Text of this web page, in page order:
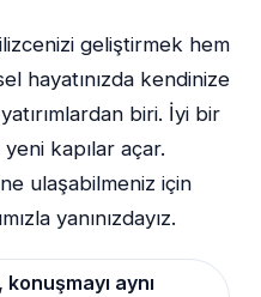
geliştirmek hem
hayatınızda kendinize
biri. İyi bir
kapılar açar.
ulaşabilmeniz için
yanınızdayız.
aynı